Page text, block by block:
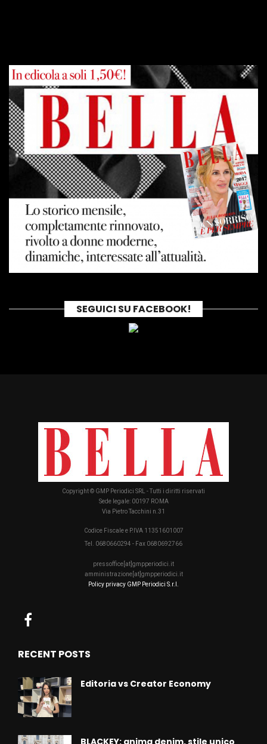
SEGUICI SU FACEBOOK!
Copyright © GMP Periodici SRL - Tutti i diritti riservati
Sede legale: 00197 ROMA
Via Pietro Tacchini n.31
Codice Fiscale e P.IVA 11351601007
Tel. 0680660294 - Fax 0680692766
pressoffice[at]gmpperiodici.it
amministrazione[at]gmpperiodici.it
Policy privacy GMP Periodici S.r.l.
RECENT POSTS
Editoria vs Creator Economy
BLACKEY: anima denim, stile unico